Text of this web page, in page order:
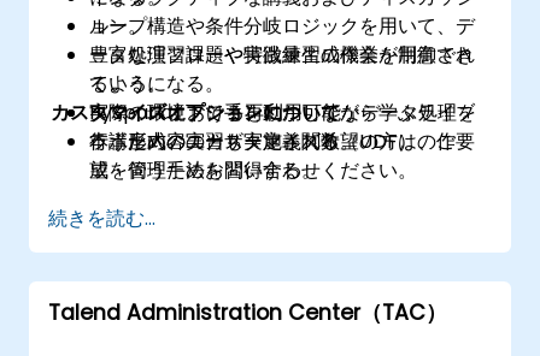
ループ構造や条件分岐ロジックを用いて、デ
ータ処理フローや特徴量生成作業を制御でき
るようになる。
PySparkにおける再利用可能なデータ処理を
行うためのユーザー定義関数（UDF）の作
成・管理手法を習得する。
ョン。
豊富な演習課題や実践練習の機会が用意され
ている。
実際の環境下で手を動かしながら学ぶライブ
ラボ形式の実習も実施される。
カスタマイズオプションについて
本講座内容のカスタマイズ希望の方は、ご要
望を伺うためお問い合わせください。
続きを読む...
Talend Administration Center（TAC）